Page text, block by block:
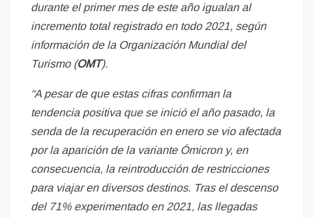
durante el primer mes de este año igualan al
incremento total registrado en todo 2021, según
información de la Organización Mundial del
Turismo (OMT).
“A pesar de que estas cifras confirman la
tendencia positiva que se inició el año pasado, la
senda de la recuperación en enero se vio afectada
por la aparición de la variante Ómicron y, en
consecuencia, la reintroducción de restricciones
para viajar en diversos destinos. Tras el descenso
del 71% experimentado en 2021, las llegadas